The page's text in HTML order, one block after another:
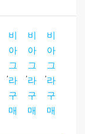
비
아
그
라
구
매
비
아
그
라
구
매
비
아
그
라
구
매